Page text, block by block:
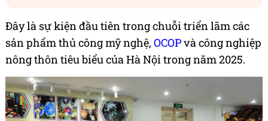
Đây là sự kiện đầu tiên trong chuỗi triển lãm các
sản phẩm thủ công mỹ nghệ, OCOPvà công nghiệp
nông thôn tiêu biểu của Hà Nội trong năm 2025.